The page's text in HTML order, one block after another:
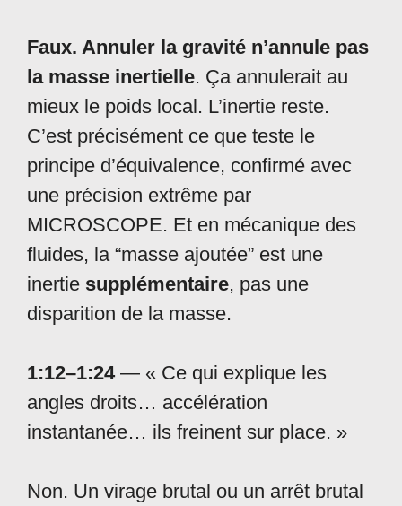
Faux. Annuler la gravité n’annule pas
la masse inertielle. Ça annulerait au
mieux le poids local. L’inertie reste.
C’est précisément ce que teste le
principe d’équivalence, confirmé avec
une précision extrême par
MICROSCOPE. Et en mécanique des
fluides, la “masse ajoutée” est une
inertie supplémentaire, pas une
disparition de la masse.
1:12–1:24— « Ce qui explique les
angles droits… accélération
instantanée… ils freinent sur place. »
Non. Un virage brutal ou un arrêt brutal